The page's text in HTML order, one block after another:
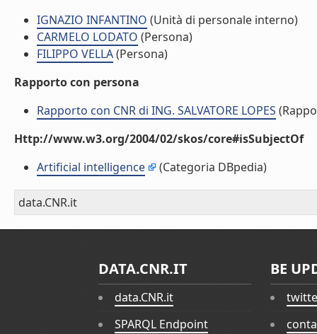
IGNAZIO INFANTINO (Unità di personale interno)
CARMELO LODATO (Persona)
FILIPPO VELLA(Persona)
Rapporto con persona
Rapporto con CNR di ING. SALVATORE LOPES
Http://www.w3.org/2004/02/skos/core#isSubjectOf
Artificial intelligence
(Categoria DBpedia)
data.CNR.it
DATA.CNR.IT
data.CNR.it
SPARQL Endpoint
BE